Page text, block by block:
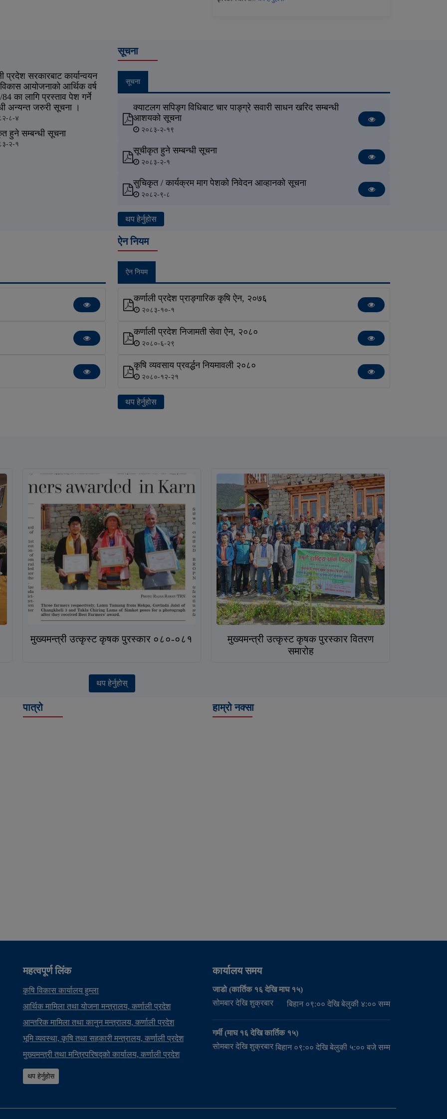
प्रदेश सरकारबाट कार्यान्वयन
आयोजनाको आर्थिक वर्ष
का लागि प्रस्ताव पेश गर्ने
अन्यन्त जरुरी सूचना ।
८-४
हुने सम्बन्धी सूचना
२-१
सूचना
सूचना
क्याटलग सपिङ्ग विधिबाट चार पाङ्ग्रे सवारी साधन खरिद सम्बन्धी
आशयको सूचना
२०८३-२-१९
सूचीकृत हुने सम्बन्धी सूचना
२०८३-२-१
सुचिकृत / कार्यक्रम माग पेशको निवेदन आव्हानको सूचना
२०८२-९-८
थप हेर्नुहोस
ऐन नियम
ऐन नियम
कर्णाली प्रदेश प्राङ्गारिक कृषि ऐन, २०७६
२०८३-१०-१
कर्णाली प्रदेश निजामती सेवा ऐन, २०८०
२०८०-६-२९
कृषि व्यवसाय प्रवर्द्धन नियमावली २०८०
२०८०-१२-२१
थप हेर्नुहोस
मुख्यमन्त्री उत्कृस्ट कृषक पुरस्कार ०८०-०८१
मुख्यमन्त्री उत्कृस्ट कृषक पुरस्कार वितरण
समारोह
थप हेर्नुहोस्
पात्रो हाम्रो नक्सा
महत्वपूर्ण लिंक
कृषि विकास कार्यालय हुम्ला
आर्थिक मामिला तथा योजना मन्त्रालय, कर्णाली प्रदेश
आन्तरिक मामिला तथा कानुन मन्त्रालय, कर्णाली प्रदेश
भूमि व्यवस्था, कृषि तथा सहकारी मन्त्रालय, कर्णाली प्रदेश
मुख्यमन्त्री तथा मन्त्रिपरिषद्को कार्यालय, कर्णाली प्रदेश
थप हेर्नुहोस
कार्यालय समय
जाडो (कार्तिक १६ देखि माघ १५)
सोमबार देखि शुक्रबार
बिहान ०९:०० देखि बेलुकी ४:०० सम्म
गर्मी (माघ १६ देखि कार्तिक १५)
सोमबार देखि शुक्रबार बिहान ०९:०० देखि बेलुकी ५:०० बजे सम्म